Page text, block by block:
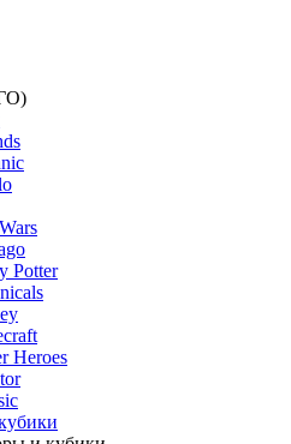
Potter
Heroes